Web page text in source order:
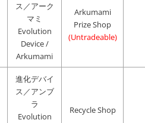
ス／アーク
マミ
Evolution
Device /
Arkumami
Arkumami
Prize Shop
(Untradeable)
進化デバイ
ス／アンブ
ラ
Evolution
Recycle Shop